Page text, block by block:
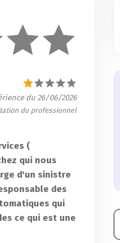
du 26/06/2026
du professionnel
(
qui nous
d'un sinistre
des
qui
ce qui est une